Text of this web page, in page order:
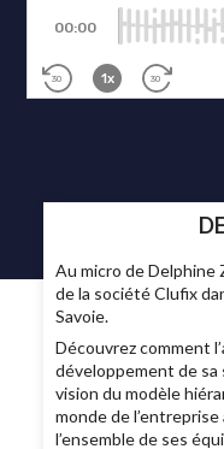
Au micro de Delphine
de la société Clufix
Savoie.
Découvrez comment
développement de sa
vision du modèle
monde de
l’ensemble de ses